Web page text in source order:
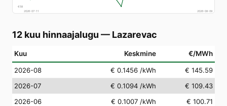
€58
2026-07-11
2026-08-09
12 kuu hinnaajalugu — Lazarevac
Kuu Keskmine €/MWh
2026-08 € 0.1456 /kWh
€ 145.59
2026-07
€ 0.1094 /kWh
€ 109.43
2026-06
€ 0.1007 /kWh
€ 100.71